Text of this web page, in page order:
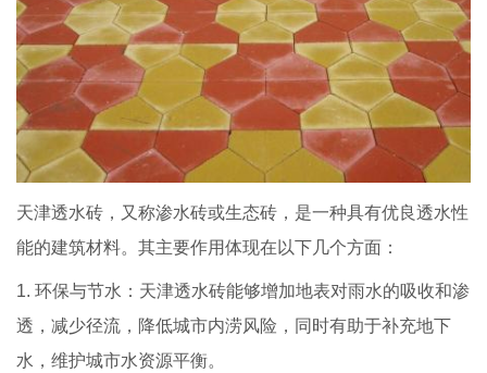
天津透水砖，又称渗水砖或生态砖，是一种具有优良透水性
能的建筑材料。其主要作用体现在以下几个方面：
1. 环保与节水：天津透水砖能够增加地表对雨水的吸收和渗
透，减少径流，降低城市内涝风险，同时有助于补充地下
水，维护城市水资源平衡。